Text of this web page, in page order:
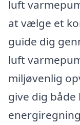
luft
at vælge et
guide dig
luft
miljøvenlig
give dig